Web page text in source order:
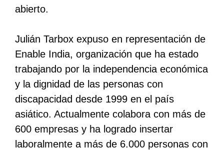
abierto.
Julián Tarbox expuso en representación de
Enable India, organización que ha estado
trabajando por la independencia económica
y la dignidad de las personas con
discapacidad desde 1999 en el país
asiático. Actualmente colabora con más de
600 empresas y ha logrado insertar
laboralmente a más de 6.000 personas con